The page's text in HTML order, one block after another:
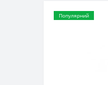
Популярний